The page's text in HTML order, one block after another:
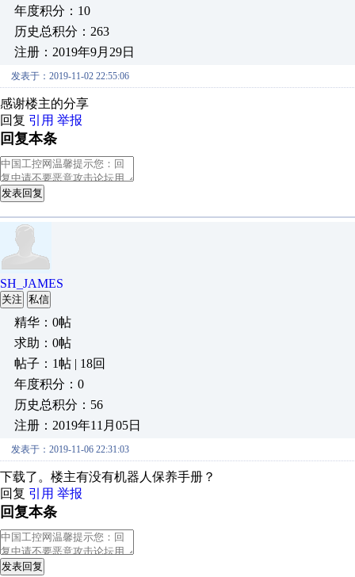
年度积分：10
历史总积分：263
注册：2019年9月29日
发表于：2019-11-02 22:55:06
感谢楼主的分享
回复 引用 举报
回复本条
发表回复
SH_JAMES
关注 私信
精华：0帖
求助：0帖
帖子：1帖 | 18回
年度积分：0
历史总积分：56
注册：2019年11月05日
发表于：2019-11-06 22:31:03
下载了。楼主有没有机器人保养手册？
回复 引用 举报
回复本条
发表回复